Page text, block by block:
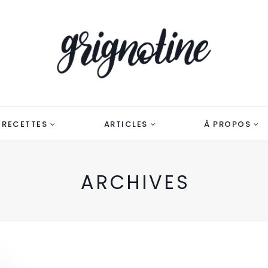
RECETTES ARTICLES À PROPOS
ARCHIVES